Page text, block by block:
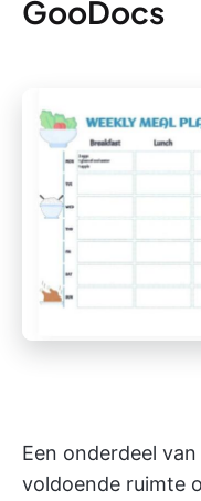
GooDocs
Een onderdeel
voldoende ruimte